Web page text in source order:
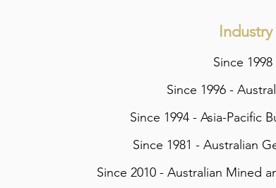
Since
Since 1996 -
Since 1994 - Asia-Pacific
Since 1981 - Australian
Since 2010 - Australian Mined